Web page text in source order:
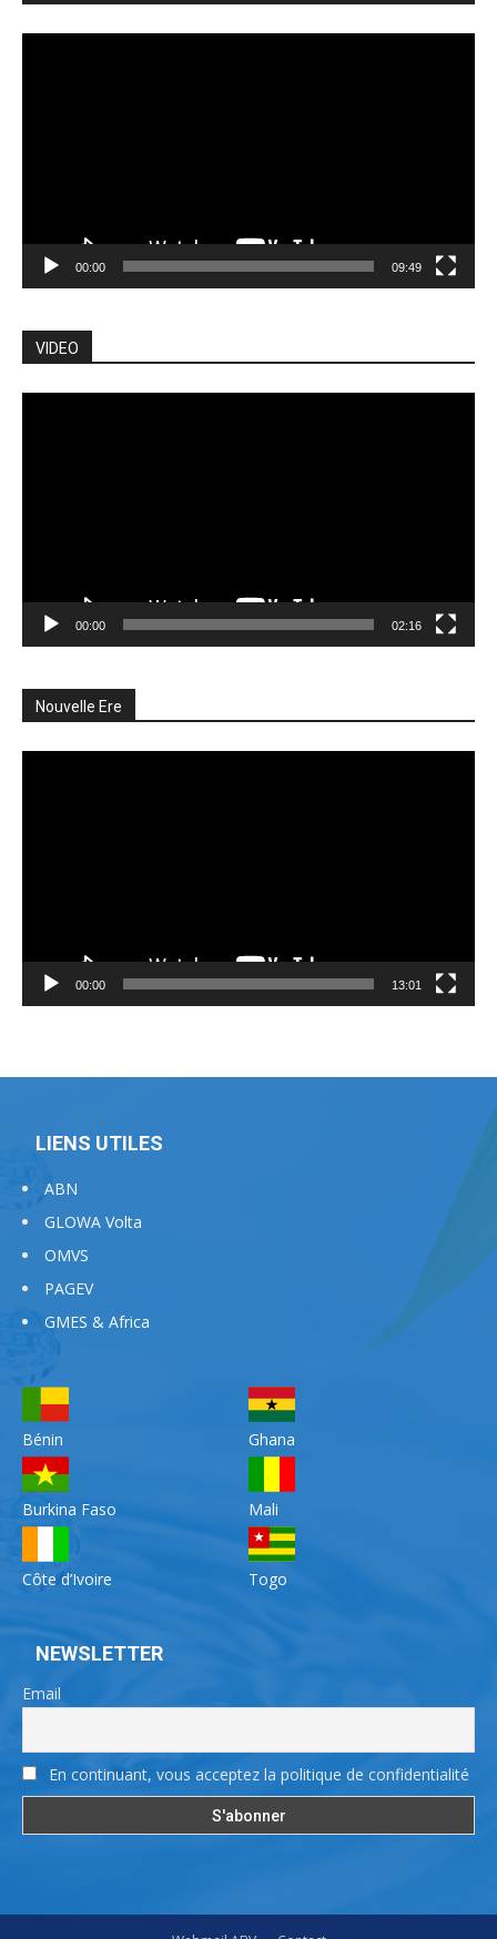
00:00 09:49
VIDEO
00:00 02:16
Nouvelle Ere
00:00 13:01
LIENS UTILES
ABN
GLOWA Volta
OMVS
PAGEV
GMES & Africa
Bénin
Burkina Faso
Côte d’Ivoire
Ghana
Mali
Togo
NEWSLETTER
Email
En continuant, vous acceptez la politique de confidentialité